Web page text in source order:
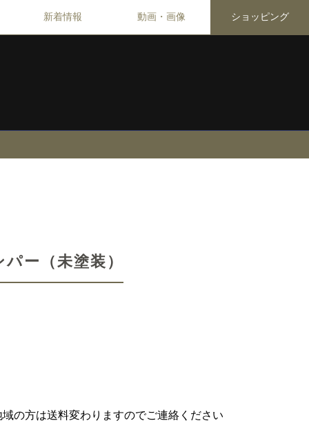
新着情報 動画・画像 ショッピング
ー（未塗装）
の方は送料変わりますのでご連絡ください